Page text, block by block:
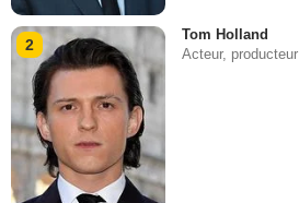
2
Tom Holland
Acteur, producteur